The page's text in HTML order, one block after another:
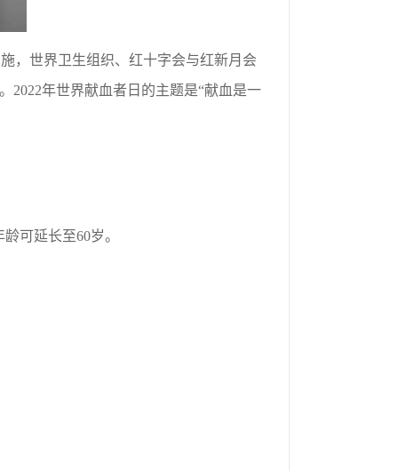
，世界卫生组织、红十字会与红新月会
2022年世界献血者日的主题是“献血是一
可延长至60岁。